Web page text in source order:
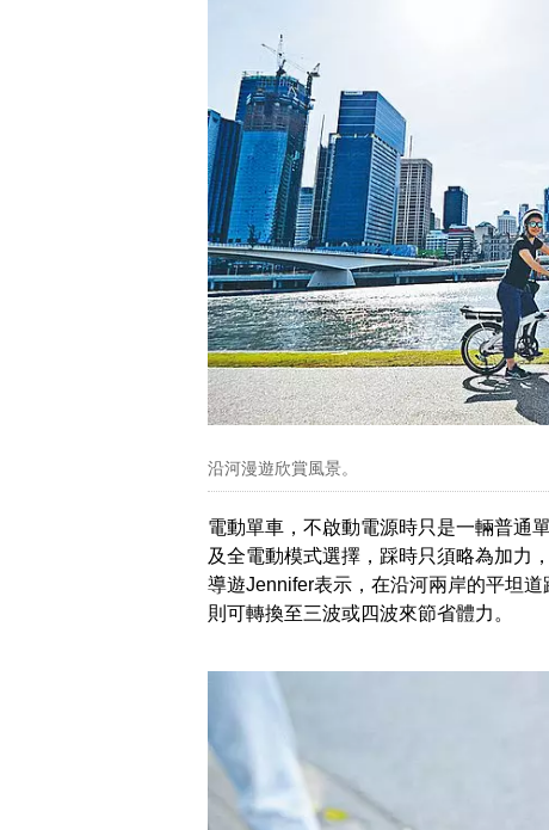
沿河漫遊欣賞風景。
電動單車，不啟動電源時只是一輛普通
及全電動模式選擇，踩時只須略為加力
導遊Jennifer表示，在沿河兩岸的平坦
則可轉換至三波或四波來節省體力。